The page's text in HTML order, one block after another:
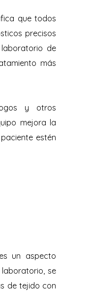
que todos
precisos
de
más
y otros
mejora la
estén
un aspecto
se
de tejido con